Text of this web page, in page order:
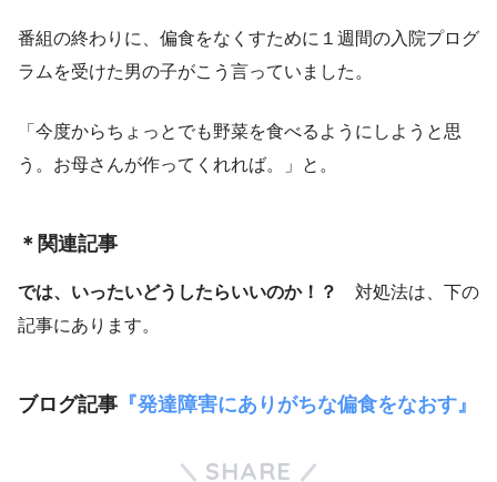
番組の終わりに、偏食をなくすために１週間の入院プログ
ラムを受けた男の子がこう言っていました。
「今度からちょっとでも野菜を食べるようにしようと思
う。お母さんが作ってくれれば。」と。
＊関連記事
では、いったいどうしたらいいのか！？ 対処法は、下の
記事にあります。
ブログ記事 『発達障害にありがちな偏食をなおす』
SHARE